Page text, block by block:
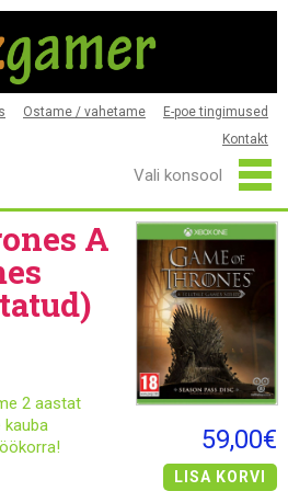
Ostame / vahetame
E-poe tingimused
Kontakt
A
2 aastat
kauba
59,00€
LISA KORVI